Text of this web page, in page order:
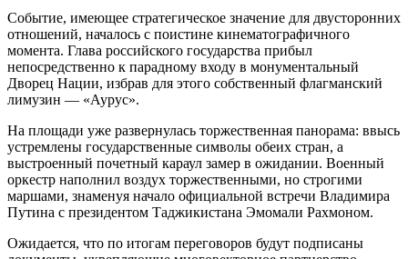
Событие, имеющее стратегическое значение для двусторонних
отношений, началось с поистине кинематографичного
момента. Глава российского государства прибыл
непосредственно к парадному входу в монументальный
Дворец Нации, избрав для этого собственный флагманский
лимузин — «Аурус».
На площади уже развернулась торжественная панорама: ввысь
устремлены государственные символы обеих стран, а
выстроенный почетный караул замер в ожидании. Военный
оркестр наполнил воздух торжественными, но строгими
маршами, знаменуя начало официальной встречи Владимира
Путина с президентом Таджикистана Эмомали Рахмоном.
Ожидается, что по итогам переговоров будут подписаны